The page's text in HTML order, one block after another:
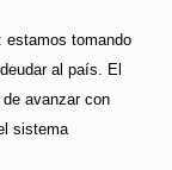
estamos tomando
al país. El
avanzar con
sistema